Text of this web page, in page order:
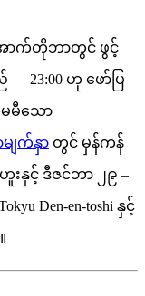
အောက်တိုဘာတွင် ဖွင့်
23:00 ဟု ဖော်ပြ
မမီသော
မျက်နှာ တွင် မှန်ကန်
းနှင့် ဒီဇင်ဘာ ၂၉ –
Den-en-toshi နှင့်